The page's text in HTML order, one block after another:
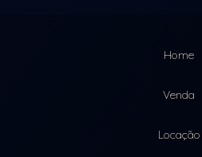
Home
Venda
Locação